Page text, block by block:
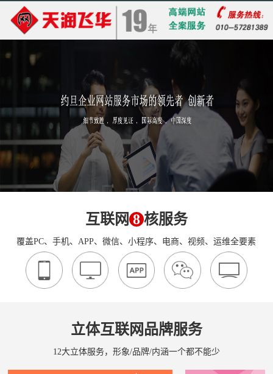
互联网 8 核服务
覆盖PC、手机、APP、微信、小程序、电商、视频、运维全要素
立体互联网品牌服务
12大立体服务，形象/品牌/内涵一个都不能少